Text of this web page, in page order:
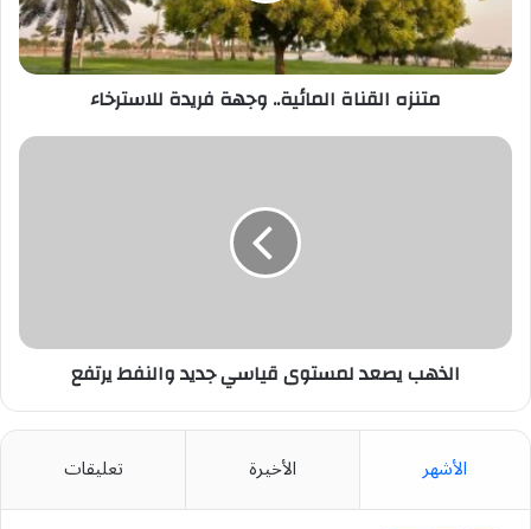
متنزه القناة المائية.. وجهة فريدة للاسترخاء
الذهب
الذهب يصعد لمستوى قياسي جديد والنفط يرتفع
الأشهر الأخيرة تعليقات